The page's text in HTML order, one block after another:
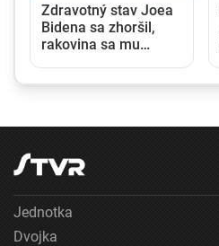
Zdravotný stav Joea
Bidena sa zhoršil,
rakovina sa mu
Jednotka
Dvojka